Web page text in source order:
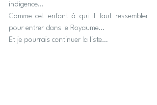
indigence…
Comme cet enfant à qui il faut ressembler
pour entrer dans le Royaume…
Et je pourrais continuer la liste…